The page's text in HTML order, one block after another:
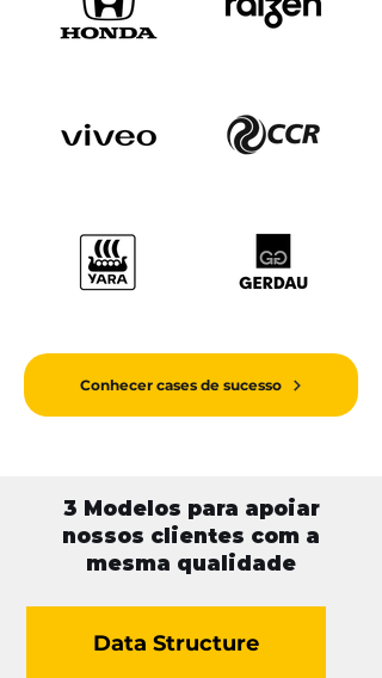
Conhecer cases de sucesso
3 Modelos para apoiar
nossos clientes com a
mesma qualidade
Data Structure